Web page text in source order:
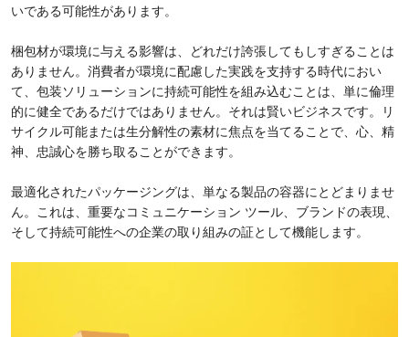
いである可能性があります。
梱包材が環境に与える影響は、どれだけ誇張してもしすぎることは
ありません。消費者が環境に配慮した実践を支持する時代におい
て、包装ソリューションに持続可能性を組み込むことは、単に倫理
的に健全であるだけではありません。それは賢いビジネスです。リ
サイクル可能または生分解性の素材に焦点を当てることで、心、精
神、忠誠心を勝ち取ることができます。
最適化されたパッケージングは​​、単なる製品の容器にとどまりませ
ん。これは、重要なコミュニケーション ツール、ブランドの表現、
そして持続可能性への企業の取り組みの証として機能します。